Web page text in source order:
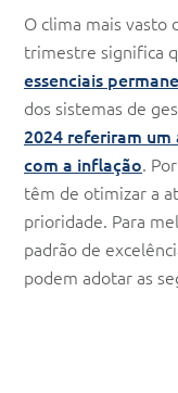
O clima mais vasto
trimestre significa
essenciais
dos sistemas de
2024 referiram
com a inflação.
têm de otimizar a
prioridade. Para
padrão de
podem adotar as